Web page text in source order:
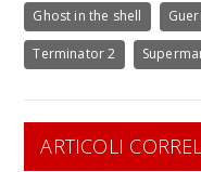
Ghost in the shell
Terminator 2
ARTICOLI